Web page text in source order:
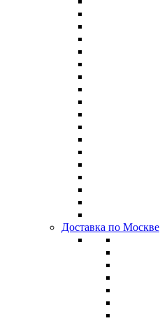
Доставка по Москве